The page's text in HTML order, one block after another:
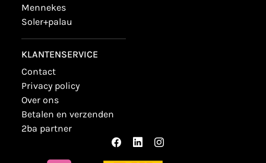
mennekes
soler+palau
KLANTENSERVICE
contact
privacy policy
over ons
betalen en verzenden
2ba partner